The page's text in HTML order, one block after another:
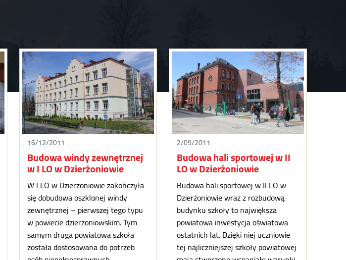
16/12/2011
Budowa windy zewnętrznej
w I LO w Dzierżoniowie
W I LO w Dzierżoniowie zakończyła
się dobudowa oszklonej windy
zewnętrznej – pierwszej tego typu
w powiecie dzierżoniowskim. Tym
samym druga powiatowa szkoła
została dostosowana do potrzeb
2/09/2011
Budowa hali sportowej w II
LO w Dzierżoniowie
Budowa hali sportowej w II LO w
Dzierżoniowie wraz z rozbudową
budynku szkoły to największa
powiatowa inwestycja oświatowa
ostatnich lat. Dzięki niej uczniowie
tej najliczniejszej szkoły powiatowej